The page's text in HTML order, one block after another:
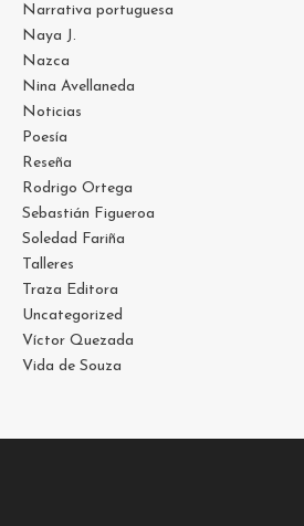
Narrativa portuguesa
Naya J.
Nazca
Nina Avellaneda
Noticias
Poesía
Reseña
Rodrigo Ortega
Sebastián Figueroa
Soledad Fariña
Talleres
Traza Editora
Uncategorized
Víctor Quezada
Vida de Souza